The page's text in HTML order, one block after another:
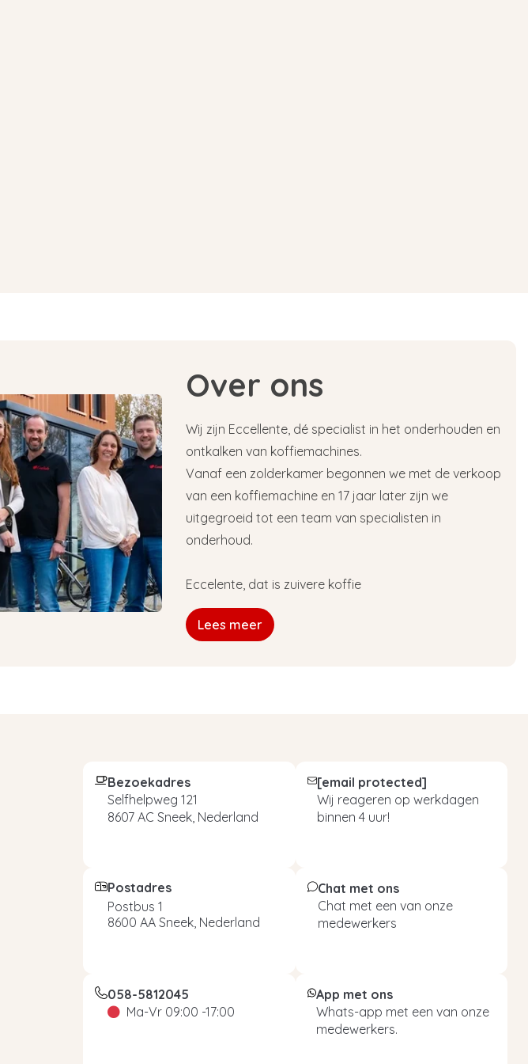
Over ons
Wij zijn Eccellente, dé specialist in het onderhouden en
ontkalken van koffiemachines.
Vanaf een zolderkamer begonnen we met de verkoop
van een koffiemachine en 17 jaar later zijn we
uitgegroeid tot een team van specialisten in
onderhoud.
Eccelente, dat is zuivere koffie
Lees meer
Bezoekadres
Selfhelpweg 121
8607 AC Sneek, Nederland
[email protected]
Wij reageren op werkdagen
binnen 4 uur!
Postadres
Postbus 1
8600 AA Sneek, Nederland
Chat met ons
Chat met een van onze
medewerkers
058-5812045
Ma-Vr 09:00 -17:00
App met ons
Whats-app met een van onze
medewerkers.